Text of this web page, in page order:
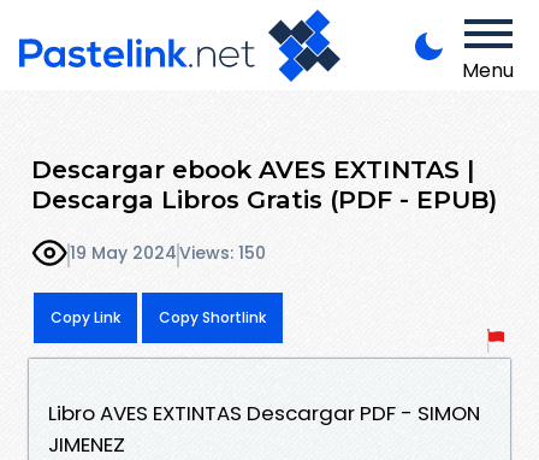
Menu
Descargar ebook AVES EXTINTAS |
Descarga Libros Gratis (PDF - EPUB)
19 May 2024Views: 150
Copy Link Copy Shortlink
Libro AVES EXTINTAS Descargar PDF - SIMON
JIMENEZ